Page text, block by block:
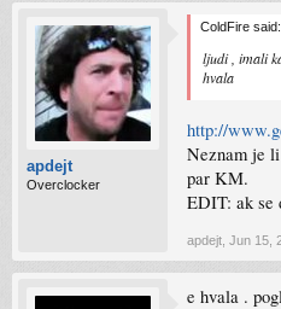
apdejt
Overclocker
ColdFire said:
ljudi , imali
hvala
http://
Neznam je li
par KM.
EDIT: ak se
apdejt Jun 15,
e hvala .